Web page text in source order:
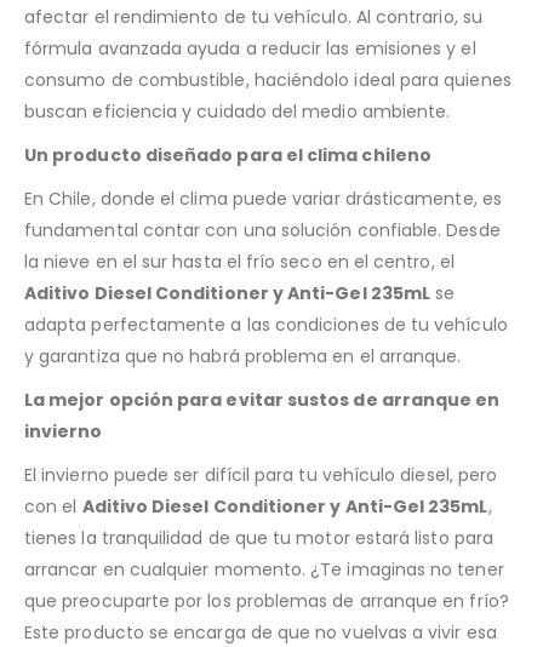
afectar el rendimiento de tu vehículo. Al contrario, su
fórmula avanzada ayuda a reducir las emisiones y el
consumo de combustible, haciéndolo ideal para quienes
buscan eficiencia y cuidado del medio ambiente.
Un producto diseñado para el clima chileno
En Chile, donde el clima puede variar drásticamente, es
fundamental contar con una solución confiable. Desde
la nieve en el sur hasta el frío seco en el centro, el
Aditivo Diesel Conditioner y Anti-Gel 235mL se
adapta perfectamente a las condiciones de tu vehículo
y garantiza que no habrá problema en el arranque.
La mejor opción para evitar sustos de arranque en
invierno
El invierno puede ser difícil para tu vehículo diesel, pero
con el Aditivo Diesel Conditioner y Anti-Gel 235mL,
tienes la tranquilidad de que tu motor estará listo para
arrancar en cualquier momento. ¿Te imaginas no tener
que preocuparte por los problemas de arranque en frío?
Este producto se encarga de que no vuelvas a vivir esa